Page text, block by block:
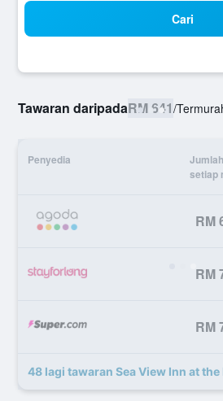
Cari
Tawaran daripadaRM 641/
Penyedia
setiap
RM
RM
RM
48 lagi tawaran Sea View Inn at the